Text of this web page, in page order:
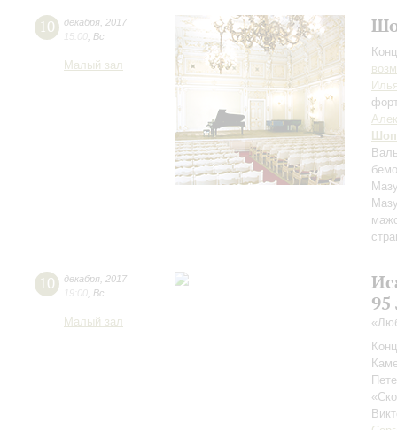
10 декабря 2017
15:00 Вс
Малый зал
10 декабря 2017
19:00 Вс
Малый зал